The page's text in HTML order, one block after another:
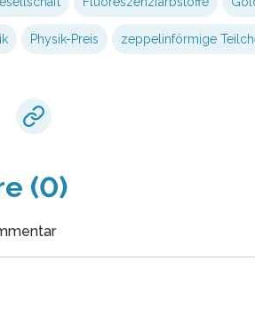
Physik-Preis zeppelinförmige
(0)